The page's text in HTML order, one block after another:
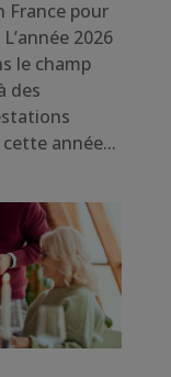
France pour
2026
le champ
des
année...